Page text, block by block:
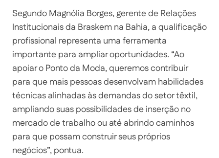
Segundo Magnólia Borges, gerente de Relações
Institucionais da Braskem na Bahia, a qualificação
profissional representa uma ferramenta
importante para ampliar oportunidades. “Ao
apoiar o Ponto da Moda, queremos contribuir
para que mais pessoas desenvolvam habilidades
técnicas alinhadas às demandas do setor têxtil,
ampliando suas possibilidades de inserção no
mercado de trabalho ou até abrindo caminhos
para que possam construir seus próprios
negócios”, pontua.